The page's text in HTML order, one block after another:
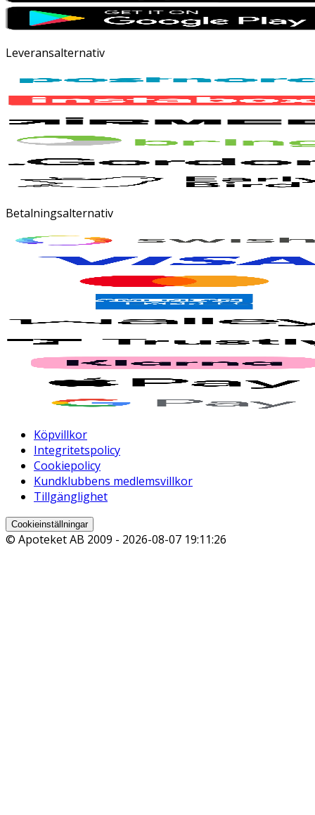
Leveransalternativ
Betalningsalternativ
Köpvillkor
Integritetspolicy
Cookiepolicy
Kundklubbens medlemsvillkor
Tillgänglighet
Cookieinställningar
© Apoteket AB 2009 - 2026-08-07 19:11:26